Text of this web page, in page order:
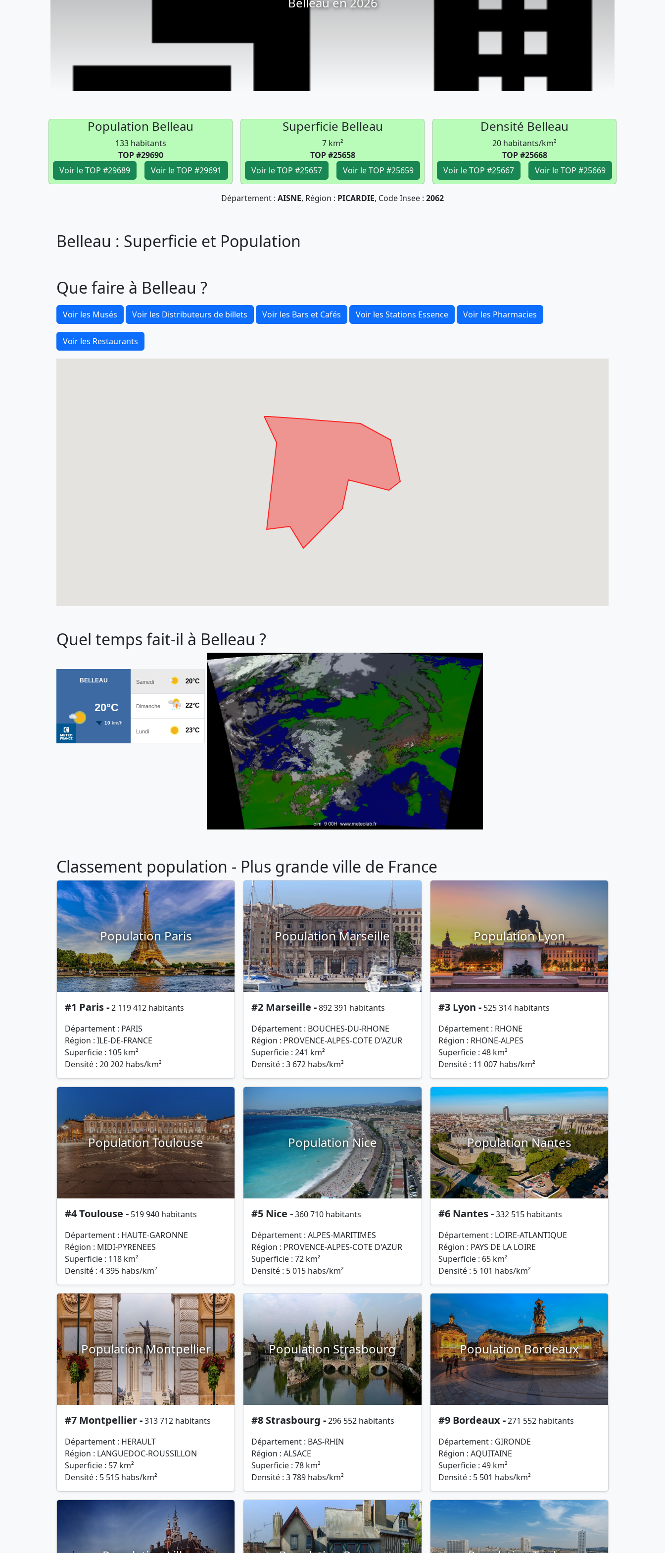
Population Belleau
133 habitants
TOP #29690
Voir le TOP #29689
Voir le TOP #29691
Superficie Belleau
7 km²
TOP #25658
Voir le TOP #25657
Voir le TOP #25659
Densité Belleau
20 habitants/km²
TOP #25668
Voir le TOP #25667
Voir le TOP #25669
Département : AISNE, Région : PICARDIE, Code Insee : 2062
Belleau : Superficie et Population
Que faire à Belleau ?
Voir les Musés Voir les Distributeurs de billets Voir les Bars et Cafés Voir les Stations Essence Voir les Pharmacies
Voir les Restaurants
Quel temps fait-il à Belleau ?
Classement population - Plus grande ville de France
Population Paris
#1 Paris -2 119 412 habitants
Département : PARIS
Région : ILE-DE-FRANCE
Superficie : 105 km²
Densité : 20 202 habs/km²
Population Marseille
#2 Marseille -892 391 habitants
Département : BOUCHES-DU-RHONE
Région : PROVENCE-ALPES-COTE D'AZUR
Superficie : 241 km²
Densité : 3 672 habs/km²
Population Lyon
#3 Lyon - 525 314 habitants
Département : RHONE
Région : RHONE-ALPES
Superficie : 48 km²
Densité : 11 007 habs/km²
Population Toulouse
#4 Toulouse - 519 940 habitants
Département : HAUTE-GARONNE
Région : MIDI-PYRENEES
Superficie : 118 km²
Densité : 4 395 habs/km²
Population Nice
#5 Nice -360 710 habitants
Département : ALPES-MARITIMES
Région : PROVENCE-ALPES-COTE D'AZUR
Superficie : 72 km²
Densité : 5 015 habs/km²
Population Nantes
#6 Nantes -332 515 habitants
Département : LOIRE-ATLANTIQUE
Région : PAYS DE LA LOIRE
Superficie : 65 km²
Densité : 5 101 habs/km²
Population Montpellier
#7 Montpellier -313 712 habitants
Département : HERAULT
Région : LANGUEDOC-ROUSSILLON
Superficie : 57 km²
Densité : 5 515 habs/km²
Population Strasbourg
#8 Strasbourg -296 552 habitants
Département : BAS-RHIN
Région : ALSACE
Superficie : 78 km²
Densité : 3 789 habs/km²
Population Bordeaux
#9 Bordeaux -271 552 habitants
Département : GIRONDE
Région : AQUITAINE
Superficie : 49 km²
Densité : 5 501 habs/km²